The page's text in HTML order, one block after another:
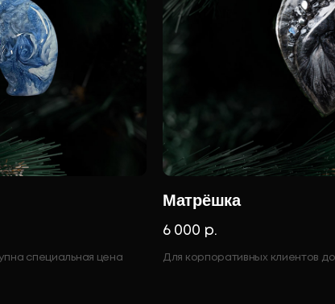
Матрёшка
Для корпоративных клиентов
6 000 р.
специальная цена